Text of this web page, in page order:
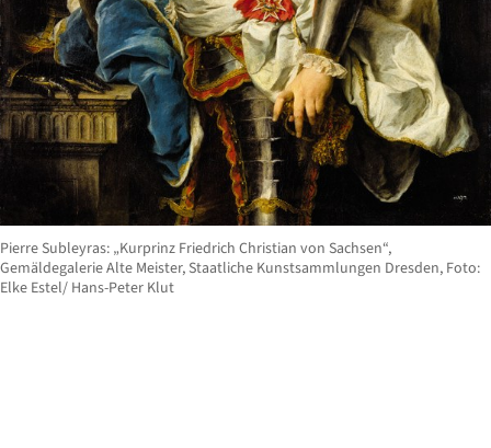
Pierre Subleyras: „Kurprinz Friedrich Christian von Sachsen“,
Gemäldegalerie Alte Meister, Staatliche Kunstsammlungen Dresden, Foto:
Elke Estel/ Hans-Peter Klut